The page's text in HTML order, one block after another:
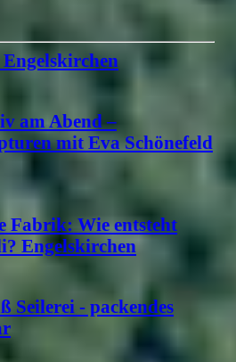
am Abend –
mit Eva Schönefeld
Fabrik: Wie entsteht
Engelskirchen
Seilerei - packendes